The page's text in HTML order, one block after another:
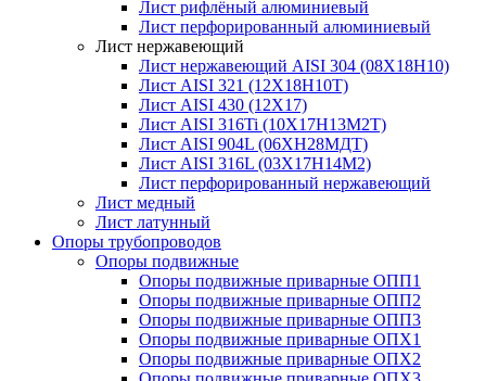
Лист рифлёный алюминиевый
Лист перфорированный алюминиевый
Лист нержавеющий
Лист нержавеющий AISI 304 (08Х18Н10)
Лист AISI 321 (12Х18Н10Т)
Лист AISI 430 (12Х17)
Лист AISI 316Ti (10Х17Н13М2Т)
Лист AISI 904L (06ХН28МДТ)
Лист AISI 316L (03Х17Н14М2)
Лист перфорированный нержавеющий
Лист медный
Лист латунный
Опоры трубопроводов
Опоры подвижные
Опоры подвижные приварные ОПП1
Опоры подвижные приварные ОПП2
Опоры подвижные приварные ОПП3
Опоры подвижные приварные ОПХ1
Опоры подвижные приварные ОПХ2